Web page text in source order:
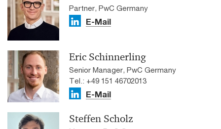
Partner, PwC Germany
E-Mail
Eric Schinnerling
Senior Manager, PwC Germany
Tel.: +49 151 46702013
E-Mail
Steffen Scholz